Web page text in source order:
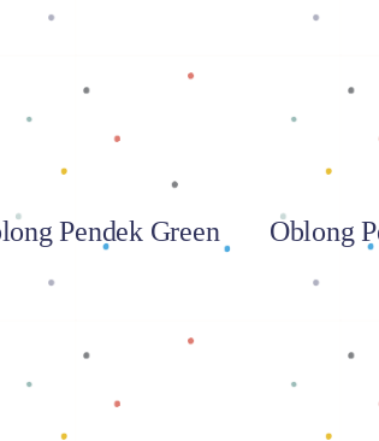
Pendek Green Oblong